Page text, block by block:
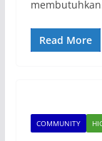
Read More
COMMUNITY